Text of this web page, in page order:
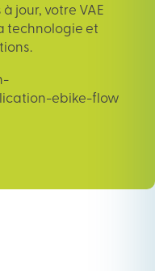
jour, votre VAE
technologie et
ebike-flow